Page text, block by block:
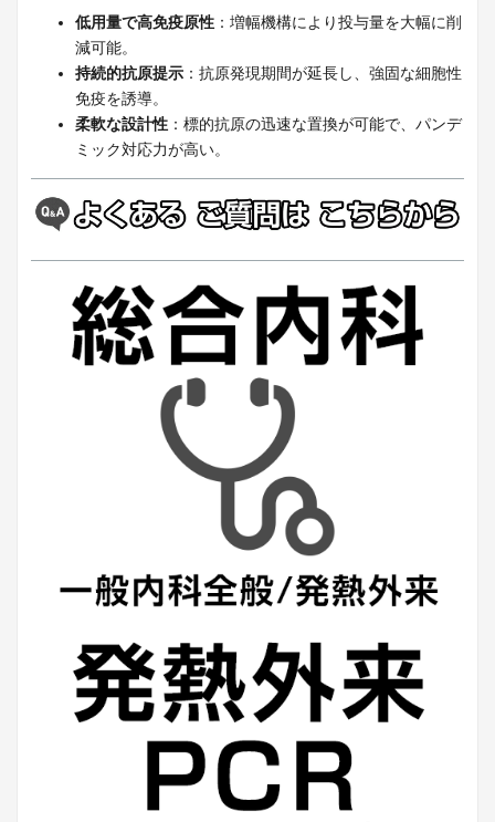
低用量で高免疫原性 ：増幅機構により投与量を大幅に削
減可能。
持続的抗原提示 ：抗原発現期間が延長し、強固な細胞性
免疫を誘導。
柔軟な設計性 ：標的抗原の迅速な置換が可能で、パンデ
ミック対応力が高い。